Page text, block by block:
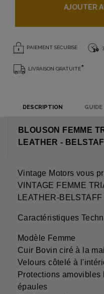
AJOUTER
PAIEMENT SÉCURISÉ
LIVRAISON GRATUITE*
DESCRIPTION
BLOUSON FEMME
LEATHER -
Vintage Motors vous
VINTAGE FEMME
LEATHER-BELSTAFF
Caractéristiques
Modèle Femme
Cuir Bovin ciré à la
Velours côtelé à
Protections
épaules